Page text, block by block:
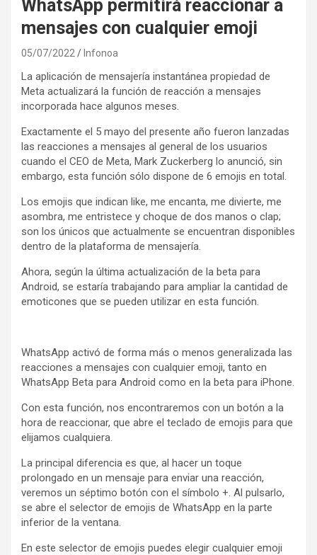
WhatsApp permitirá reaccionar a
mensajes con cualquier emoji
05/07/2022 Infonoa
La aplicación de mensajería instantánea propiedad de
Meta actualizará la función de reacción a mensajes
incorporada hace algunos meses.
Exactamente el 5 mayo del presente año fueron lanzadas
las reacciones a mensajes al general de los usuarios
cuando el CEO de Meta, Mark Zuckerberg lo anunció, sin
embargo, esta función sólo dispone de 6 emojis en total.
Los emojis que indican like, me encanta, me divierte, me
asombra, me entristece y choque de dos manos o clap;
son los únicos que actualmente se encuentran disponibles
dentro de la plataforma de mensajería.
Ahora, según la última actualización de la beta para
Android, se estaría trabajando para ampliar la cantidad de
emoticones que se pueden utilizar en esta función.
WhatsApp activó de forma más o menos generalizada las
reacciones a mensajes con cualquier emoji, tanto en
WhatsApp Beta para Android como en la beta para iPhone.
Con esta función, nos encontraremos con un botón a la
hora de reaccionar, que abre el teclado de emojis para que
elijamos cualquiera.
La principal diferencia es que, al hacer un toque
prolongado en un mensaje para enviar una reacción,
veremos un séptimo botón con el símbolo +. Al pulsarlo,
se abre el selector de emojis de WhatsApp en la parte
inferior de la ventana.
En este selector de emojis puedes elegir cualquier emoji